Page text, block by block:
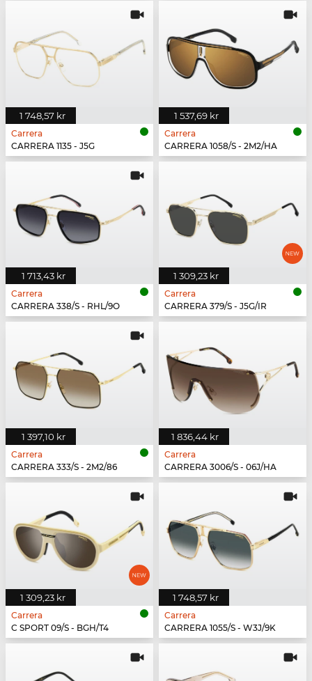
1 748,57 kr
Carrera
CARRERA 1135 - J5G
1 537,69 kr
Carrera
CARRERA 1058/S - 2M2/HA
1 713,43 kr
Carrera
CARRERA 338/S - RHL/9O
1 309,23 kr
Carrera
CARRERA 379/S - J5G/IR
1 397,10 kr
Carrera
CARRERA 333/S - 2M2/86
1 836,44 kr
Carrera
CARRERA 3006/S - 06J/HA
1 309,23 kr
Carrera
C SPORT 09/S - BGH/T4
1 748,57 kr
Carrera
CARRERA 1055/S - W3J/9K